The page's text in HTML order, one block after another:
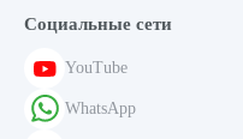
Социальные сети
YouTube
WhatsApp